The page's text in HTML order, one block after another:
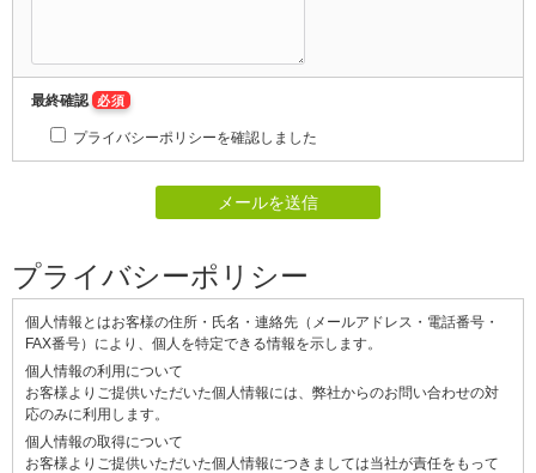
最終確認 必須
プライバシーポリシーを確認しました
プライバシーポリシー
個人情報とはお客様の住所・氏名・連絡先（メールアドレス・電話番号・
FAX番号）により、個人を特定できる情報を示します。
個人情報の利用について
お客様よりご提供いただいた個人情報には、弊社からのお問い合わせの対
応のみに利用します。
個人情報の取得について
お客様よりご提供いただいた個人情報につきましては当社が責任をもって